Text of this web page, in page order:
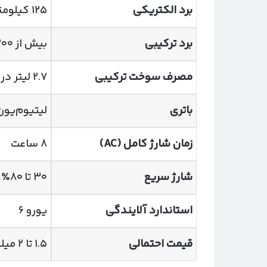
برد الکتریکی
۱۲۵ کیلومتر
برد ترکیبی
بیش از ۱۲۰۰ کیلومتر
مصرف سوخت ترکیبی
۲.۷ لیتر در ۱۰۰ کیلومتر
باتری
لیتیوم‌یون ۸۳.۴
زمان شارژ کامل(AC)
۸ ساعت
شارژ سریع
۳۰ تا ۸۰٪ در ۳۵ دقیقه
استاندارد آلایندگی
یورو ۶
قیمت احتمالی
۱.۵ تا ۲ میلیارد تومان